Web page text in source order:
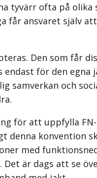
tyvärr ofta på
får ansvaret själv
Den som får
endast för den
samverkan och
för att uppfylla
denna konvention
med
Det är dags att se